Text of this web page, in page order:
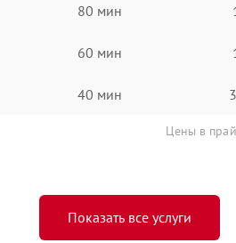
80 мин
60 мин
40 мин
Цены в
Показать все услуги